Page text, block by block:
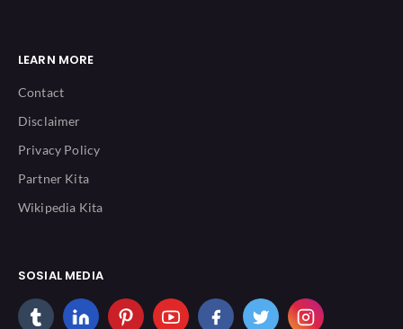
LEARN MORE
Contact
Disclaimer
Privacy Policy
Partner Kita
Wikipedia Kita
SOSIAL MEDIA